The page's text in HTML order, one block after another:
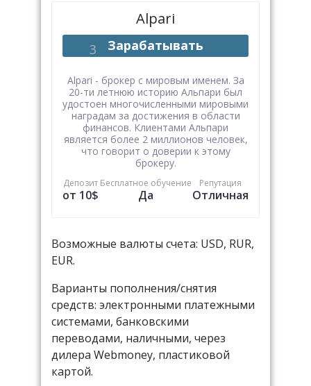
Alpari
Зарабатывать
Alpari - брокер с мировым именем. За
20-ти летнюю историю Альпари был
удостоен многочисленными мировыми
наградам за достижения в области
финансов. Клиентами Альпари
является более 2 миллионов человек,
что говорит о доверии к этому
брокеру.
Депозит
от 10$
Бесплатное обучение
Да
Репутация
Отличная
Возможные валюты счета: USD, RUR,
EUR.
Варианты пополнения/снятия
средств: электронными платежными
системами, банковскими
переводами, наличными, через
дилера Webmoney, пластиковой
картой.